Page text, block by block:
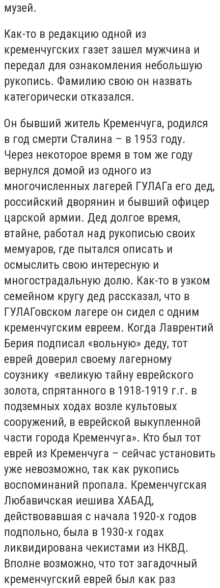
музей.
Как-то в редакцию одной из
кременчугских газет зашел мужчина и
передал для ознакомления небольшую
рукопись. Фамилию свою он назвать
категорически отказался.
Он бывший житель Кременчуга, родился
в год смерти Сталина – в 1953 году.
Через некоторое время в том же году
вернулся домой из одного из
многочисленных лагерей ГУЛАГа его дед,
российский дворянин и бывший офицер
царской армии. Дед долгое время,
втайне, работал над рукописью своих
мемуаров, где пытался описать и
осмыслить свою интересную и
многострадальную долю. Как-то в узком
семейном кругу дед рассказал, что в
ГУЛАГовском лагере он сидел с одним
кременчугским евреем. Когда Лаврентий
Берия подписал «вольную» деду, тот
еврей доверил своему лагерному
соузнику «великую тайну еврейского
золота, спрятанного в 1918-1919 г.г. в
подземных ходах возле культовых
сооружений, в еврейской выкупленной
части города Кременчуга». Кто был тот
еврей из Кременчуга – сейчас установить
уже невозможно, так как рукопись
воспоминаний пропала. Кременчугская
Любавичская иешива ХАБАД,
действовавшая с начала 1920-х годов
подпольно, была в 1930-х годах
ликвидирована чекистами из НКВД.
Вполне возможно, что тот загадочный
кременчугский еврей был как раз